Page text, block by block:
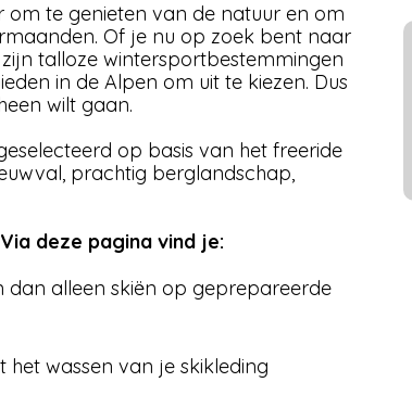
te genieten van de natuur en om
Of je nu op zoek bent naar
talloze wintersportbestemmingen
in de Alpen om uit te kiezen. Dus
wilt gaan.
op basis van het freeride
prachtig berglandschap,
Via deze pagina vind je:
dan alleen skiën op geprepareerde
wassen van je skikleding